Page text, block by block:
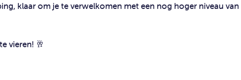
klaar om je te verwelkomen met een nog hoger niveau van
vieren! 🥂